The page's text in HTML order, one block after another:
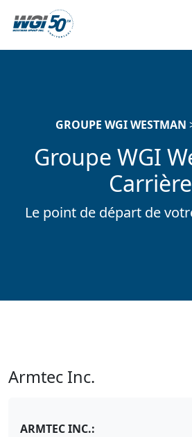
Passer au contenu principal
GROUPE WGI WESTMAN
Groupe WGI
Le point de départ de
Armtec Inc.
ARMTEC INC.: